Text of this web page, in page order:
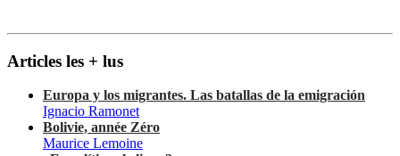
Articles les + lus
Europa y los migrantes. Las batallas de la emigración
Ignacio Ramonet
Bolivie, année Zéro
Maurice Lemoine